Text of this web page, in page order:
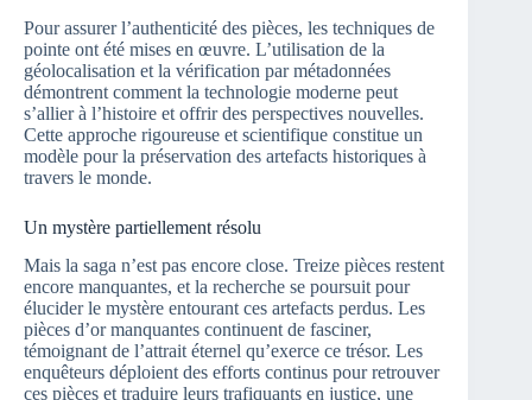
Pour assurer l’authenticité des pièces, les techniques de
pointe ont été mises en œuvre. L’utilisation de la
géolocalisation et la vérification par métadonnées
démontrent comment la technologie moderne peut
s’allier à l’histoire et offrir des perspectives nouvelles.
Cette approche rigoureuse et scientifique constitue un
modèle pour la préservation des artefacts historiques à
travers le monde.
Un mystère partiellement résolu
Mais la saga n’est pas encore close. Treize pièces restent
encore manquantes, et la recherche se poursuit pour
élucider le mystère entourant ces artefacts perdus. Les
pièces d’or manquantes continuent de fasciner,
témoignant de l’attrait éternel qu’exerce ce trésor. Les
enquêteurs déploient des efforts continus pour retrouver
ces pièces et traduire leurs trafiquants en justice, une